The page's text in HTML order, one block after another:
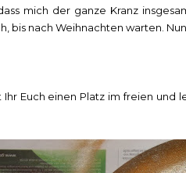
mich der ganze Kranz
bis nach Weihnachten warten.
Ihr Euch einen Platz im freien